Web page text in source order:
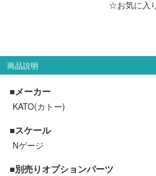
メルマガ登録
ご注文方法
☆お気に入
商品説明
■メーカー
KATO(カトー)
■スケール
Nゲージ
■別売りオプションパーツ